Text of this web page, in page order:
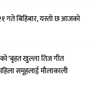
गते बिहिबार, यस्तो छ आजको
‘बृहत खुल्ला तिज गीत
समूहलाई मौलाकाली